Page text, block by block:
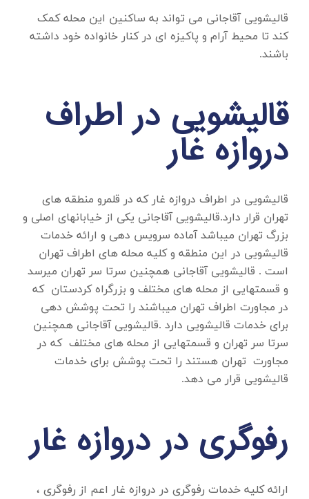
قالیشویی آقاجانی می تواند به ساکنین این محله کمک
کند تا محیط آرام و پاکیزه ای در کنار خانواده خود داشته
باشند.
قالیشویی در اطراف
دروازه غار
قالیشویی در اطراف دروازه غار که در قلمرو منطقه های
تهران قرار دارد.قالیشویی آقاجانی یکی از خیابانهای اصلی و
بزرگ تهران میباشد آماده سرویس دهی و ارائه خدمات
قالیشویی در این منطقه و کلیه محله های اطراف تهران
است . قالیشویی آقاجانی همچنین سرتا سر تهران میرسد
و قسمتهایی از محله های مختلف و بزرگراه کردستان که
در مجاورت اطراف تهران میباشند را تحت پوشش دهی
برای خدمات قالیشویی دارد .قالیشویی آقاجانی همچنین
سرتا سر تهران و قسمتهایی از محله های مختلف که در
مجاورت تهران هستند را تحت پوشش برای خدمات
قالیشویی قرار می دهد.
رفوگری در دروازه غار
ارائه کلیه خدمات رفوگری در دروازه غار اعم از رفوگری ،